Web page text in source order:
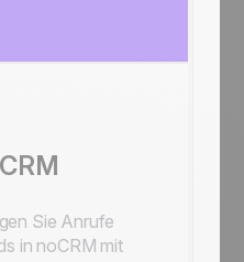
Sie Anrufe
in noCRM mit